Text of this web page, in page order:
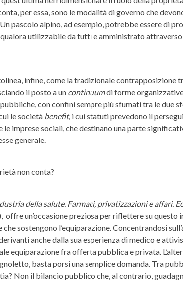
per essa, sono le modalità di governo che
pascolo alpino, ad esempio, potrebbe essere di
utilizzabile da tutti e amministrato
infine, come la tradizionale contrapposizione
il posto a un continuumdi forme organizzative
con confini sempre più sfumati tra le due
le società benefit, i cui statuti prevedono il
imprese sociali, che destinano una parte
generale.
non conta?
della salute. Farmaci, privatizzazioni e affari.
offre un’occasione preziosa per riflettere su
sostengono l’equiparazione. Concentrandosi
anche dalla sua esperienza di medico e
equiparazione fra offerta pubblica e privata.
basta porsi una semplice domanda. Tra
Non il bilancio pubblico che, al contrario,